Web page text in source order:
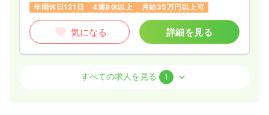
年間休日121日
4週8休以上 月給35万円以上可
気になる 詳細を見る
オペ室(手術室)正看護師
すべての求人を見る 1